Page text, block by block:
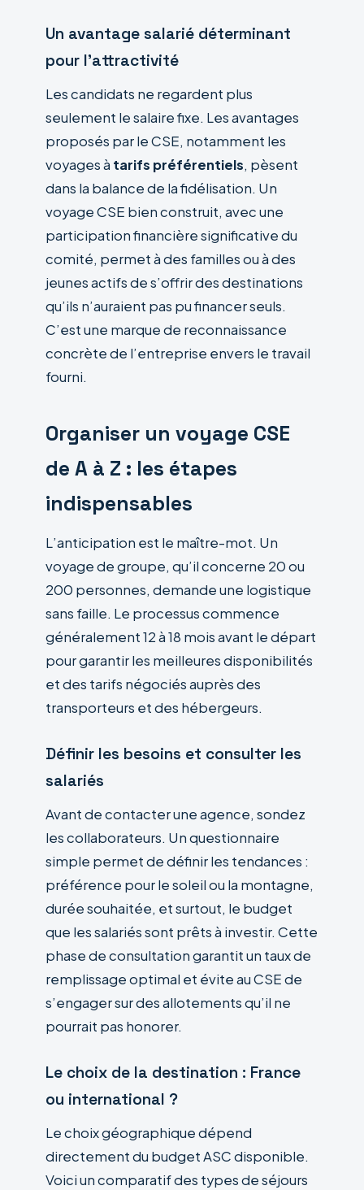
Un avantage salarié déterminant
pour l’attractivité
Les candidats ne regardent plus
seulement le salaire fixe. Les avantages
proposés par le CSE, notamment les
voyages à tarifs préférentiels, pèsent
dans la balance de la fidélisation. Un
voyage CSE bien construit, avec une
participation financière significative du
comité, permet à des familles ou à des
jeunes actifs de s’offrir des destinations
qu’ils n’auraient pas pu financer seuls.
C’est une marque de reconnaissance
concrète de l’entreprise envers le travail
fourni.
Organiser un voyage CSE
de A à Z : les étapes
indispensables
L’anticipation est le maître-mot. Un
voyage de groupe, qu’il concerne 20 ou
200 personnes, demande une logistique
sans faille. Le processus commence
généralement 12 à 18 mois avant le départ
pour garantir les meilleures disponibilités
et des tarifs négociés auprès des
transporteurs et des hébergeurs.
Définir les besoins et consulter les
salariés
Avant de contacter une agence, sondez
les collaborateurs. Un questionnaire
simple permet de définir les tendances :
préférence pour le soleil ou la montagne,
durée souhaitée, et surtout, le budget
que les salariés sont prêts à investir. Cette
phase de consultation garantit un taux de
remplissage optimal et évite au CSE de
s’engager sur des allotements qu’il ne
pourrait pas honorer.
Le choix de la destination : France
ou international ?
Le choix géographique dépend
directement du budget ASC disponible.
Voici un comparatif des types de séjours